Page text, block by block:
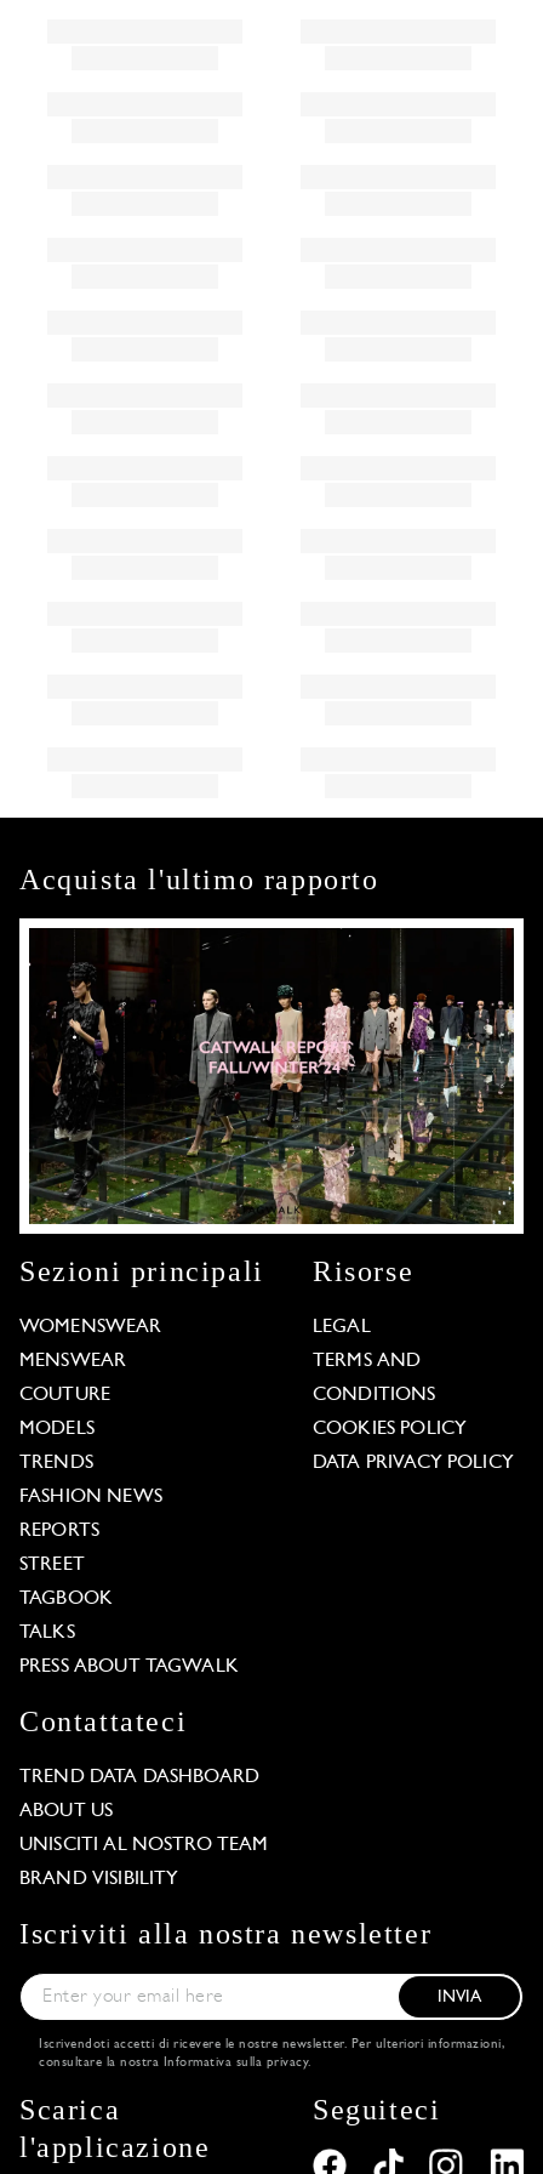
Acquista l'ultimo rapporto
Sezioni principali
WOMENSWEAR
MENSWEAR
COUTURE
MODELS
TRENDS
FASHION NEWS
REPORTS
STREET
TAGBOOK
TALKS
PRESS ABOUT TAGWALK
Risorse
LEGAL
TERMS AND
CONDITIONS
COOKIES POLICY
DATA PRIVACY POLICY
Contattateci
TREND DATA DASHBOARD
ABOUT US
UNISCITI AL NOSTRO TEAM
BRAND VISIBILITY
Iscriviti alla nostra newsletter
INVIA
Iscrivendoti accetti di ricevere le nostre newsletter. Per ulteriori informazioni,
consultare la nostra
Informativa sulla privacy.
Scarica
l'applicazione
Seguiteci